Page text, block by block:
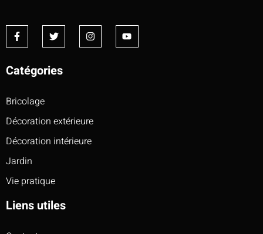
Catégories
Bricolage
Décoration extérieure
Décoration intérieure
Jardin
Vie pratique
Liens utiles